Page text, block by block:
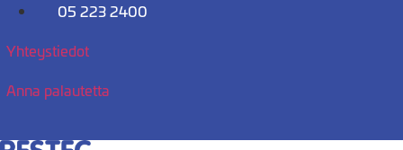
Mene
05 223 2400
Yhteystiedot
Anna palautetta